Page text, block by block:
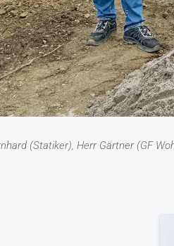
(Statiker), Herr Gärtner (GF